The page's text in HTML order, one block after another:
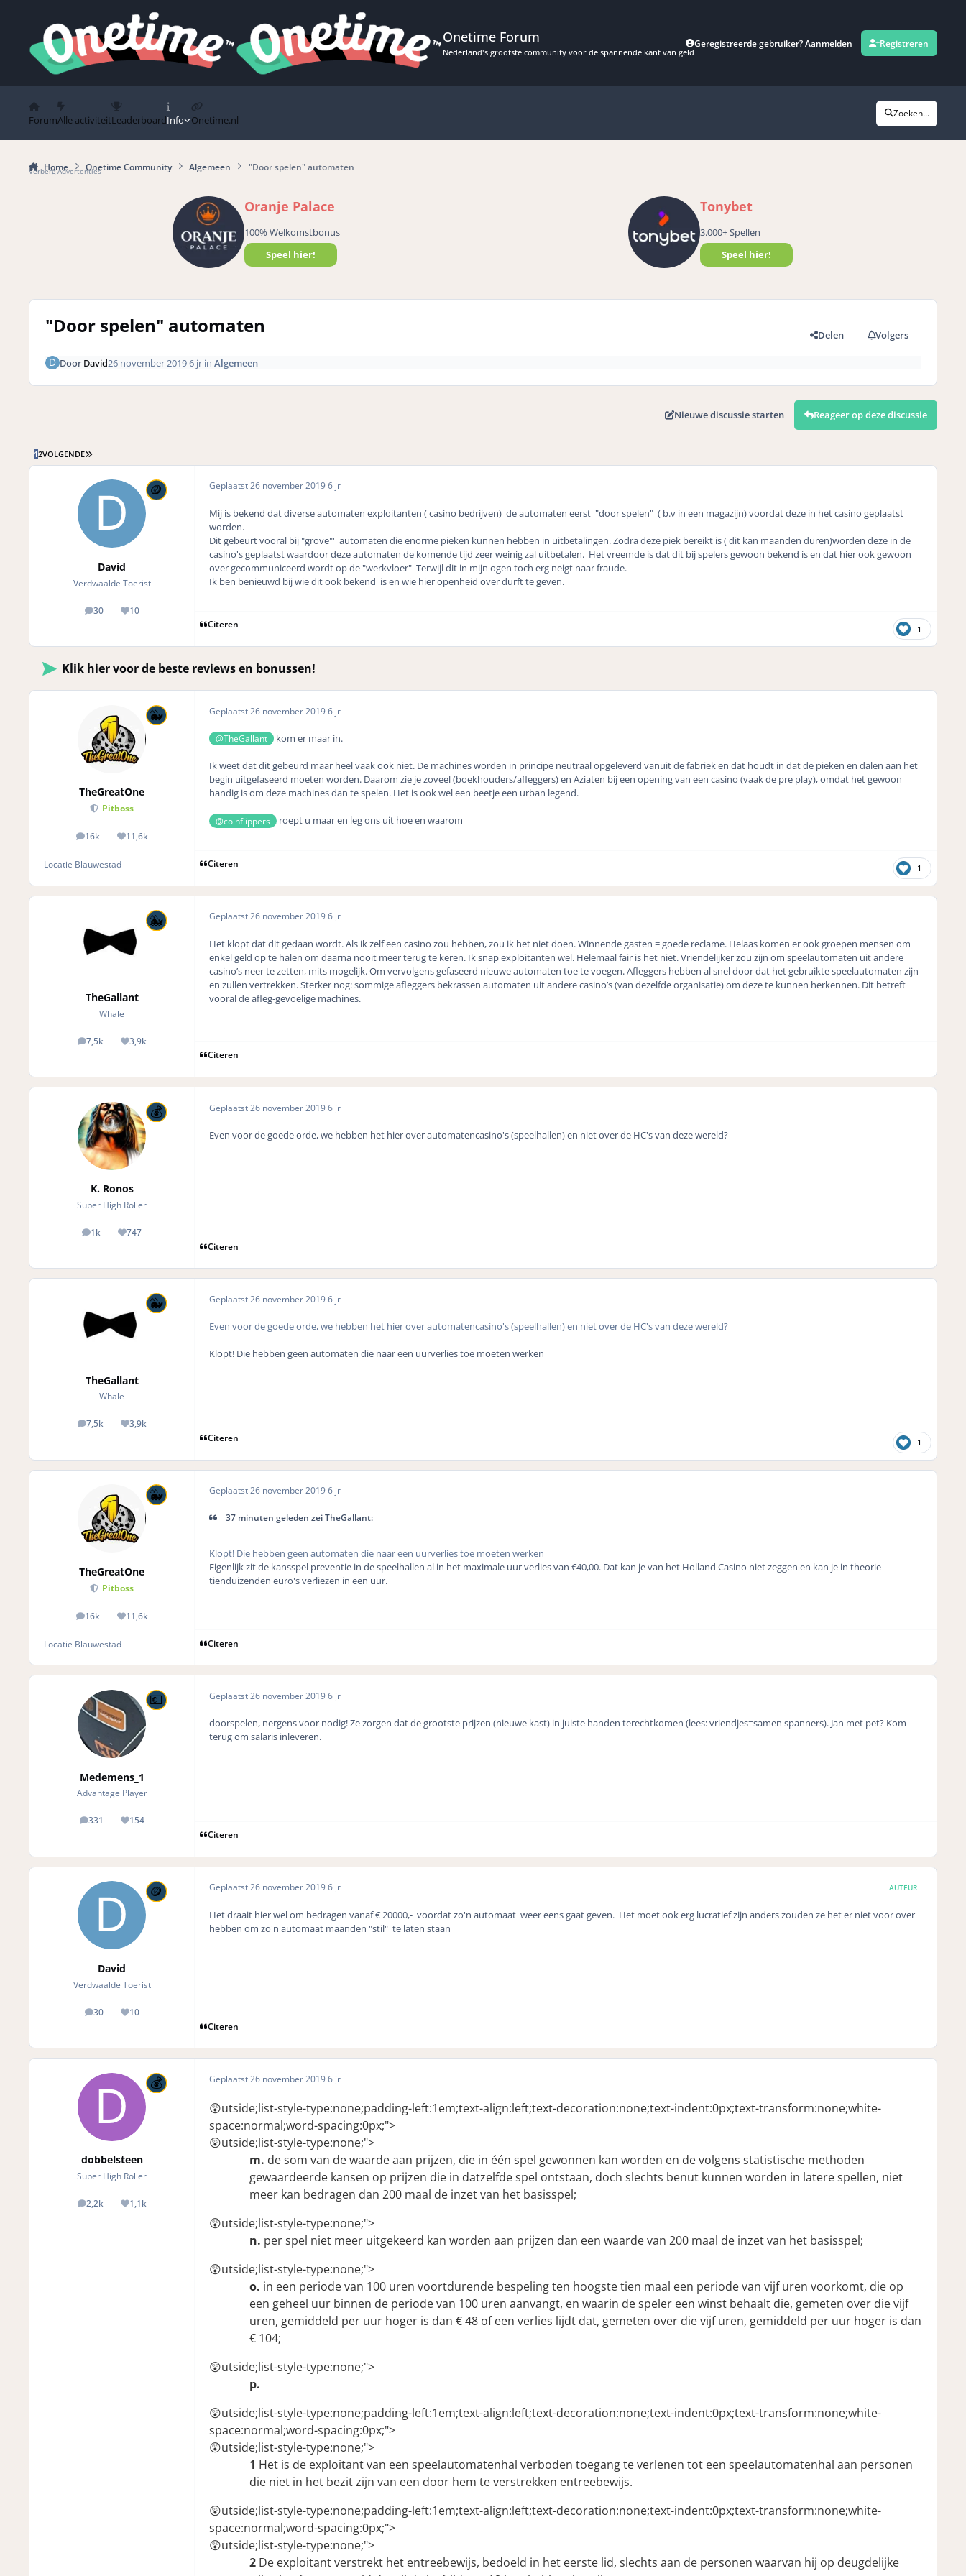
Onetime Forum
Nederland's grootste community voor de spannende kant van geld
Geregistreerde gebruiker? Aanmelden Registreren
ForumAlle activiteitLeaderboardInfo Onetime.nl
Zoeken...
Home Onetime Community Algemeen "Door spelen" automaten
Verberg Advertenties
Oranje Palace
100% Welkomstbonus
Speel hier!
Tonybet
3.000+ Spellen
Speel hier!
"Door spelen" automaten Delen Volgers
DoorDavid26 november 20196 jrin Algemeen
Nieuwe discussie starten Reageer op deze discussie
12VOLGENDE LAATSTE PAGINA
David
Verdwaalde Toerist
30
posts 10
Reputation
Geplaatst26 november 20196 jr
Mij is bekend dat diverse automaten exploitanten ( casino bedrijven) de automaten eerst "door spelen" ( b.v in een magazijn) voordat deze in het casino geplaatst
worden.
Dit gebeurt vooral bij "grove"' automaten die enorme pieken kunnen hebben in uitbetalingen. Zodra deze piek bereikt is ( dit kan maanden duren)worden deze in de
casino's geplaatst waardoor deze automaten de komende tijd zeer weinig zal uitbetalen. Het vreemde is dat dit bij spelers gewoon bekend is en dat hier ook gewoon
over gecommuniceerd wordt op de "werkvloer" Terwijl dit in mijn ogen toch erg neigt naar fraude.
Ik ben benieuwd bij wie dit ook bekend is en wie hier openheid over durft te geven.
Citeren 1
Klik hier voor de beste reviews en bonussen!
TheGreatOne
Pitboss
16k
posts 11,6k
Reputation
Locatie Blauwestad
Geplaatst26 november 20196 jr
@TheGallant kom er maar in.
Ik weet dat dit gebeurd maar heel vaak ook niet. De machines worden in principe neutraal opgeleverd vanuit de fabriek en dat houdt in dat de pieken en dalen aan het
begin uitgefaseerd moeten worden. Daarom zie je zoveel (boekhouders/afleggers) en Aziaten bij een opening van een casino (vaak de pre play), omdat het gewoon
handig is om deze machines dan te spelen. Het is ook wel een beetje een urban legend.
@coinflippers roept u maar en leg ons uit hoe en waarom
Citeren 1
TheGallant
Whale
7,5k
posts 3,9k
Reputation
Geplaatst26 november 20196 jr
Het klopt dat dit gedaan wordt. Als ik zelf een casino zou hebben, zou ik het niet doen. Winnende gasten = goede reclame. Helaas komen er ook groepen mensen om
enkel geld op te halen om daarna nooit meer terug te keren. Ik snap exploitanten wel. Helemaal fair is het niet. Vriendelijker zou zijn om speelautomaten uit andere
casino’s neer te zetten, mits mogelijk. Om vervolgens gefaseerd nieuwe automaten toe te voegen. Afleggers hebben al snel door dat het gebruikte speelautomaten zijn
en zullen vertrekken. Sterker nog: sommige afleggers bekrassen automaten uit andere casino’s (van dezelfde organisatie) om deze te kunnen herkennen. Dit betreft
vooral de afleg-gevoelige machines.
Citeren
K. Ronos
Super High Roller
1k
posts 747
Reputation
Geplaatst26 november 20196 jr
Even voor de goede orde, we hebben het hier over automatencasino's (speelhallen) en niet over de HC's van deze wereld?
Citeren
TheGallant
Whale
7,5k
posts 3,9k
Reputation
Geplaatst26 november 20196 jr
Even voor de goede orde, we hebben het hier over automatencasino's (speelhallen) en niet over de HC's van deze wereld?
Klopt! Die hebben geen automaten die naar een uurverlies toe moeten werken
Citeren 1
TheGreatOne
Pitboss
16k
posts 11,6k
Reputation
Locatie Blauwestad
Geplaatst26 november 20196 jr
37 minuten geleden zei TheGallant:
Klopt! Die hebben geen automaten die naar een uurverlies toe moeten werken
Eigenlijk zit de kansspel preventie in de speelhallen al in het maximale uur verlies van €40,00. Dat kan je van het Holland Casino niet zeggen en kan je in theorie
tienduizenden euro's verliezen in een uur.
Citeren
Medemens_1
Advantage Player
331
posts 154
Reputation
Geplaatst26 november 20196 jr
doorspelen, nergens voor nodig! Ze zorgen dat de grootste prijzen (nieuwe kast) in juiste handen terechtkomen (lees: vriendjes=samen spanners). Jan met pet? Kom
terug om salaris inleveren.
Citeren
David
Verdwaalde Toerist
30
posts 10
Reputation
Geplaatst26 november 20196 jr AUTEUR
Het draait hier wel om bedragen vanaf € 20000,- voordat zo'n automaat weer eens gaat geven. Het moet ook erg lucratief zijn anders zouden ze het er niet voor over
hebben om zo'n automaat maanden "stil" te laten staan
Citeren
dobbelsteen
Super High Roller
2,2k
posts 1,1k
Reputation
Geplaatst26 november 20196 jr
😲utside;list-style-type:none;padding-left:1em;text-align:left;text-decoration:none;text-indent:0px;text-transform:none;white-
space:normal;word-spacing:0px;">
😲utside;list-style-type:none;">
m. de som van de waarde aan prijzen, die in één spel gewonnen kan worden en de volgens statistische methoden
gewaardeerde kansen op prijzen die in datzelfde spel ontstaan, doch slechts benut kunnen worden in latere spellen, niet
meer kan bedragen dan 200 maal de inzet van het basisspel;
😲utside;list-style-type:none;">
n. per spel niet meer uitgekeerd kan worden aan prijzen dan een waarde van 200 maal de inzet van het basisspel;
😲utside;list-style-type:none;">
o. in een periode van 100 uren voortdurende bespeling ten hoogste tien maal een periode van vijf uren voorkomt, die op
een geheel uur binnen de periode van 100 uren aanvangt, en waarin de speler een winst behaalt die, gemeten over die vijf
uren, gemiddeld per uur hoger is dan € 48 of een verlies lijdt dat, gemeten over die vijf uren, gemiddeld per uur hoger is dan
€ 104;
😲utside;list-style-type:none;">
p.
😲utside;list-style-type:none;padding-left:1em;text-align:left;text-decoration:none;text-indent:0px;text-transform:none;white-
space:normal;word-spacing:0px;">
😲utside;list-style-type:none;">
1 Het is de exploitant van een speelautomatenhal verboden toegang te verlenen tot een speelautomatenhal aan personen
die niet in het bezit zijn van een door hem te verstrekken entreebewijs.
😲utside;list-style-type:none;padding-left:1em;text-align:left;text-decoration:none;text-indent:0px;text-transform:none;white-
space:normal;word-spacing:0px;">
😲utside;list-style-type:none;">
2 De exploitant verstrekt het entreebewijs, bedoeld in het eerste lid, slechts aan de personen waarvan hij op deugdelijke